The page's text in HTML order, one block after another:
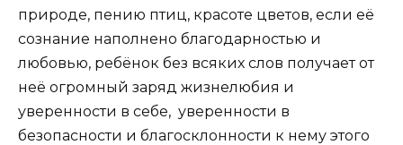
природе, пению птиц, красоте цветов, если её
сознание наполнено благодарностью и
любовью, ребёнок без всяких слов получает от
неё огромный заряд жизнелюбия и
уверенности в себе, уверенности в
безопасности и благосклонности к нему этого